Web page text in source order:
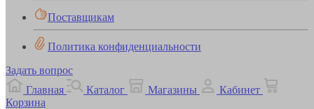
Поставщикам
Политика конфиденциальности
Задать вопрос
Главная
Каталог Магазины
Кабинет
Корзина